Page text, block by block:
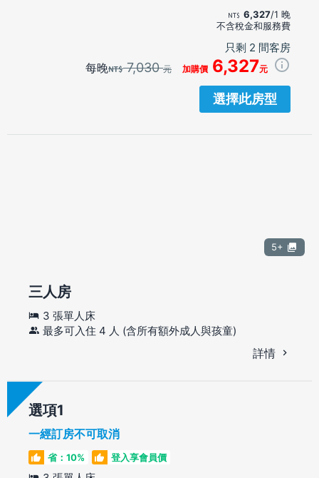
6,327/1 晚
不含稅金和服務費
只剩 2 間客房
每晚 7,030元 加購價 6,327元
選擇此房型
5+
三人房
3 張單人床
最多可入住 4 人 (含所有額外成人與孩童)
詳情
選項
一經訂房不可取消
省：10% 登入享會員價